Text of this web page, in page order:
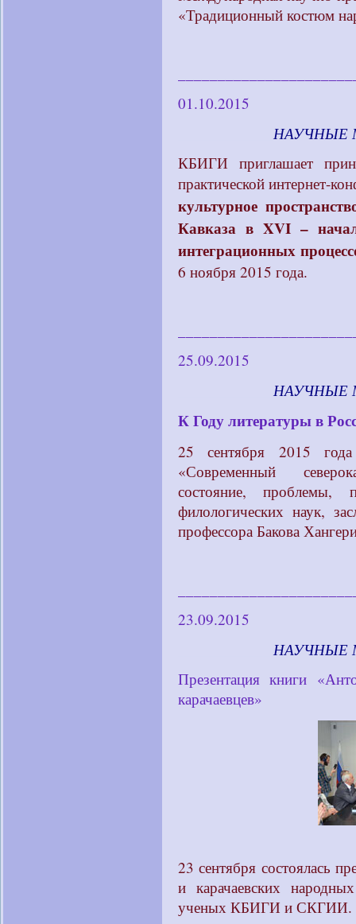
«Традиционный костюм
01.10.2015
НАУЧНЫЕ
КБИГИ приглашает
практической интернет-
культурное
Кавказа в XVI –
интеграционных
6 ноября 2015 года.
25.09.2015
НАУЧНЫЕ
К Году литературы в
25 сентября 2015
«Современный
состояние, проблемы,
филологических наук,
профессора Бакова
23.09.2015
НАУЧНЫЕ
Презентация книги
карачаевцев»
23 сентября состоялась
и карачаевских
ученых КБИГИ и СКГИИ.